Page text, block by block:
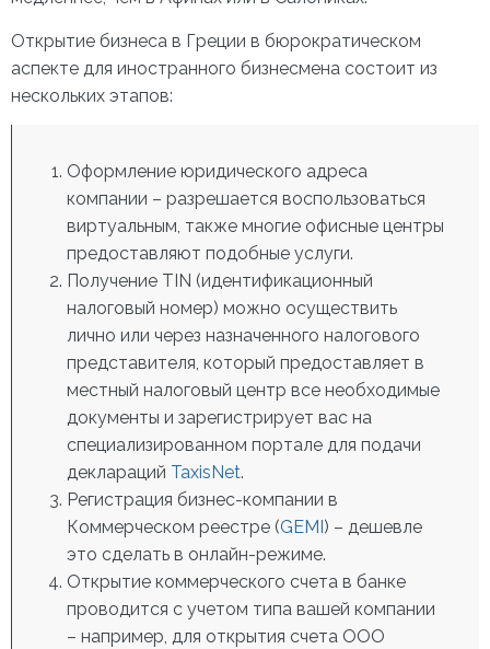
Открытие бизнеса в Греции в бюрократическом
аспекте для иностранного бизнесмена состоит из
нескольких этапов:
Оформление юридического адреса
компании – разрешается воспользоваться
виртуальным, также многие офисные центры
предоставляют подобные услуги.
Получение TIN (идентификационный
налоговый номер) можно осуществить
лично или через назначенного налогового
представителя, который предоставляет в
местный налоговый центр все необходимые
документы и зарегистрирует вас на
специализированном портале для подачи
деклараций TaxisNet.
Регистрация бизнес-компании в
Коммерческом реестре (GEMI) – дешевле
это сделать в онлайн-режиме.
Открытие коммерческого счета в банке
проводится с учетом типа вашей компании
– например, для открытия счета ООО